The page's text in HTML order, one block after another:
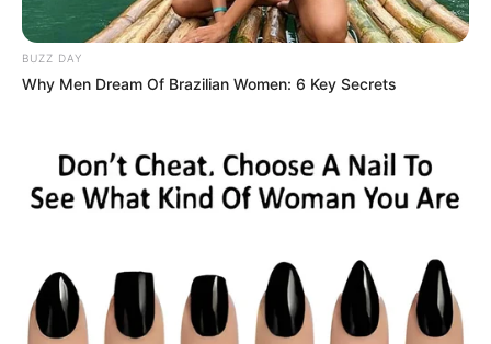
(foto: boredpanda)
BUZZ DAY
Why Men Dream Of Brazilian Women: 6 Key Secrets